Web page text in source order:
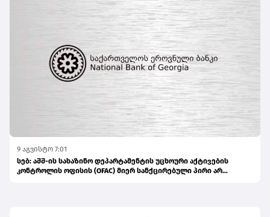
9 აგვისტო 7:01
სებ: აშშ-ის სახაზინო დეპარტამენტის უცხოური აქტივების
კონტროლის ოფისის (OFAC) მიერ სანქცირებული პირი არ